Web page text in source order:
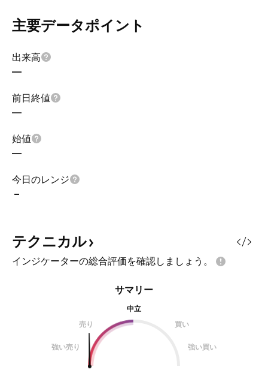
主要データポイント
出来高
—
前日終値
—
始値
—
今日のレンジ
–
テクニカル
インジケーターの総合評価を確認しましょう。
サマリー
中立
売り
買い
強い売り 強い買い